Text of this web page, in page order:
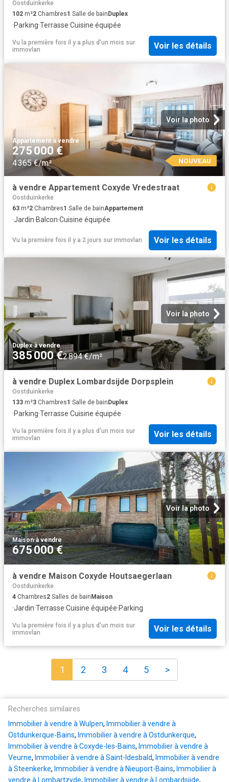
Oostduinkerke
102 m²2 Chambres1 Salle de bain Duplex
·Parking·Terrasse·Cuisine équipée
Vu la première fois il y a plus d'un mois sur
immovlan
Voir les détails
Voir la photo
Appartement·à vendre
275 000 €
4 365 €/m² NOUVEAU
à vendre Appartement Coxyde Vredestraat
Oostduinkerke
63 m²2 Chambres1 Salle de bainAppartement
·Jardin·Balcon·Cuisine équipée
Vu la première fois il y a 2 jours sur immovlan Voir les détails
Voir la photo
Duplex·à vendre
385 000 €2 894 €/m²
à vendre Duplex Lombardsijde Dorpsplein
Oostduinkerke
133 m²3 Chambres1 Salle de bain Duplex
·Parking·Terrasse·Cuisine équipée
Vu la première fois il y a plus d'un mois sur
immovlan
Voir les détails
Voir la photo
Maison·à vendre
675 000 €
à vendre Maison Coxyde Houtsaegerlaan
Oostduinkerke
4 Chambres2 Salles de bainMaison
·Jardin·Terrasse·Cuisine équipée·Parking
Vu la première fois il y a plus d'un mois sur
immovlan
Voir les détails
1 2 3 4 5 >
Recherches similaires
Immobilier à vendre à Wulpen, Immobilier à vendre à
Ostdunkerque-Bains, Immobilier à vendre à Ostdunkerque,
Immobilier à vendre à Coxyde-les-Bains, Immobilier à vendre à
Veurne, Immobilier à vendre à Saint-Idesbald, Immobilier à vendre
à Steenkerke, Immobilier à vendre à Nieuport-Bains, Immobilier à
vendre à Lombartzyde, Immobilier à vendre à Lombardsijde,